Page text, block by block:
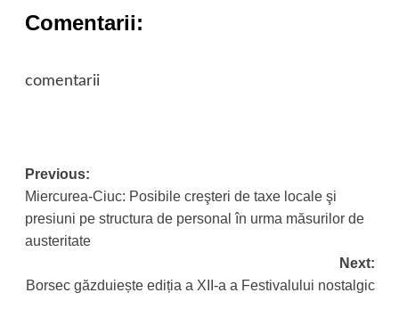
Comentarii:
comentarii
Post
navigation
Previous:
Miercurea-Ciuc: Posibile creşteri de taxe locale şi
presiuni pe structura de personal în urma măsurilor de
austeritate
Next:
Borsec găzduiește ediția a XII-a a Festivalului nostalgic